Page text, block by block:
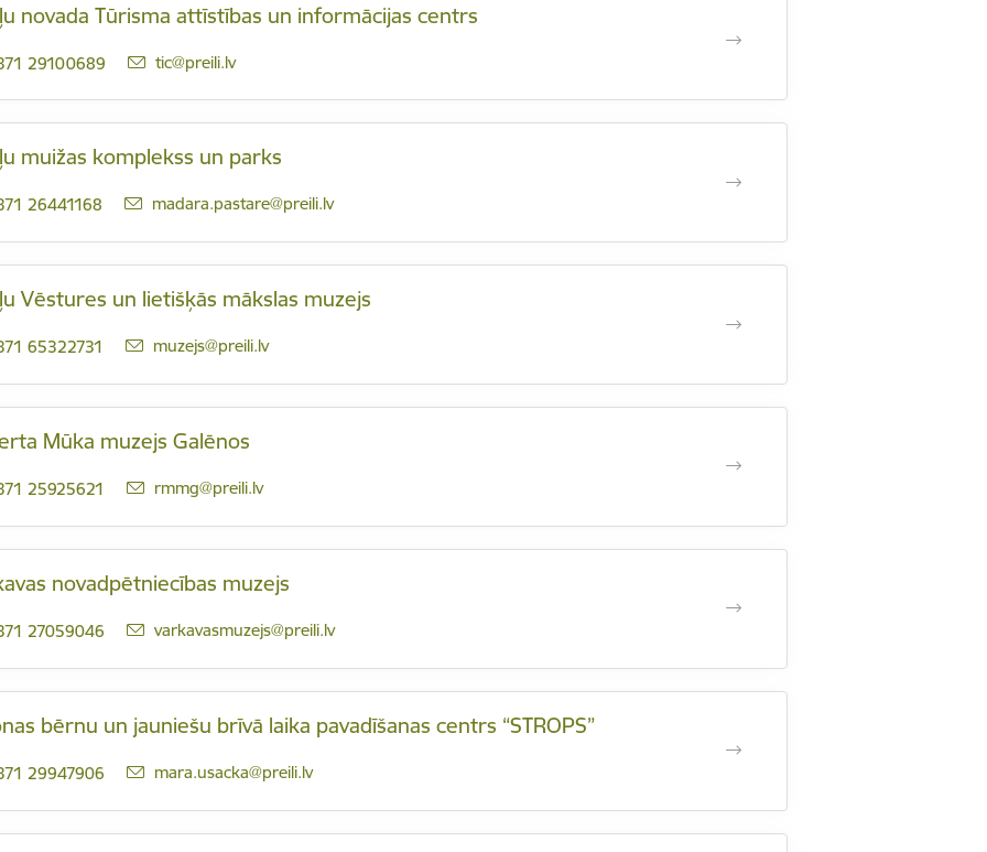
novada Tūrisma attīstības un informācijas centrs
29100689 E-pasts:
tic@preili.lv
muižas komplekss un parks
26441168 E-pasts:
madara.pastare@preili.lv
Vēstures un lietišķās mākslas muzejs
65322731 E-pasts:
muzejs@preili.lv
Mūka muzejs Galēnos
25925621 E-pasts:
rmmg@preili.lv
novadpētniecības muzejs
27059046 E-pasts:
varkavasmuzejs@preili.lv
bērnu un jauniešu brīvā laika pavadīšanas centrs “STROPS”
29947906 E-pasts:
mara.usacka@preili.lv